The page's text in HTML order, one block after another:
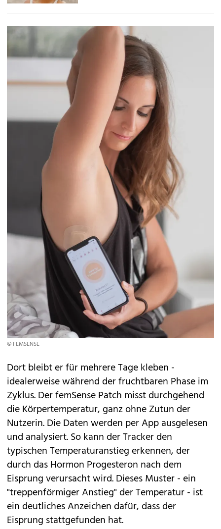
© FEMSENSE
Dort bleibt er für mehrere Tage kleben -
idealerweise während der fruchtbaren Phase im
Zyklus. Der femSense Patch misst durchgehend
die Körpertemperatur, ganz ohne Zutun der
Nutzerin. Die Daten werden per App ausgelesen
und analysiert. So kann der Tracker den
typischen Temperaturanstieg erkennen, der
durch das Hormon Progesteron nach dem
Eisprung verursacht wird. Dieses Muster - ein
"treppenförmiger Anstieg" der Temperatur - ist
ein deutliches Anzeichen dafür, dass der
Eisprung stattgefunden hat.